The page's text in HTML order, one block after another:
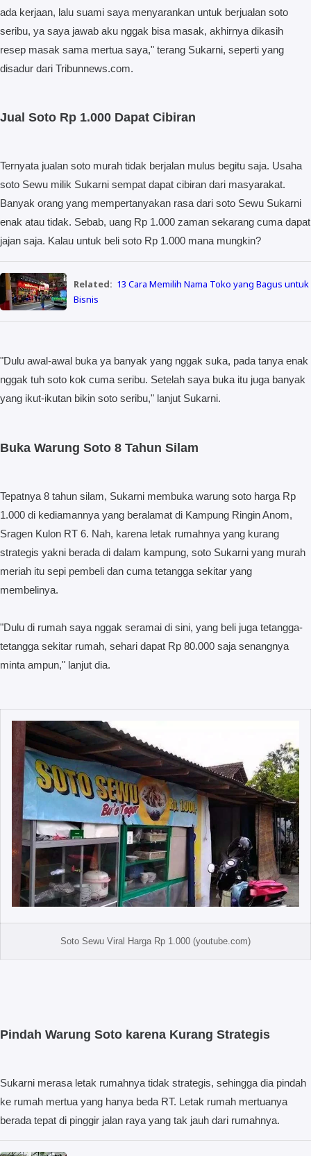
ada kerjaan, lalu suami saya menyarankan untuk berjualan soto
seribu, ya saya jawab aku nggak bisa masak, akhirnya dikasih
resep masak sama mertua saya," terang Sukarni, seperti yang
disadur dari Tribunnews.com.
Jual Soto Rp 1.000 Dapat Cibiran
Ternyata jualan soto murah tidak berjalan mulus begitu saja. Usaha
soto Sewu milik Sukarni sempat dapat cibiran dari masyarakat.
Banyak orang yang mempertanyakan rasa dari soto Sewu Sukarni
enak atau tidak. Sebab, uang Rp 1.000 zaman sekarang cuma dapat
jajan saja. Kalau untuk beli soto Rp 1.000 mana mungkin?
Related: 13 Cara Memilih Nama Toko yang Bagus untuk
Bisnis
"Dulu awal-awal buka ya banyak yang nggak suka, pada tanya enak
nggak tuh soto kok cuma seribu. Setelah saya buka itu juga banyak
yang ikut-ikutan bikin soto seribu," lanjut Sukarni.
Buka Warung Soto 8 Tahun Silam
Tepatnya 8 tahun silam, Sukarni membuka warung soto harga Rp
1.000 di kediamannya yang beralamat di Kampung Ringin Anom,
Sragen Kulon RT 6. Nah, karena letak rumahnya yang kurang
strategis yakni berada di dalam kampung, soto Sukarni yang murah
meriah itu sepi pembeli dan cuma tetangga sekitar yang
membelinya.
"Dulu di rumah saya nggak seramai di sini, yang beli juga tetangga-
tetangga sekitar rumah, sehari dapat Rp 80.000 saja senangnya
minta ampun," lanjut dia.
Soto Sewu Viral Harga Rp 1.000 (youtube.com)
Pindah Warung Soto karena Kurang Strategis
Sukarni merasa letak rumahnya tidak strategis, sehingga dia pindah
ke rumah mertua yang hanya beda RT. Letak rumah mertuanya
berada tepat di pinggir jalan raya yang tak jauh dari rumahnya.